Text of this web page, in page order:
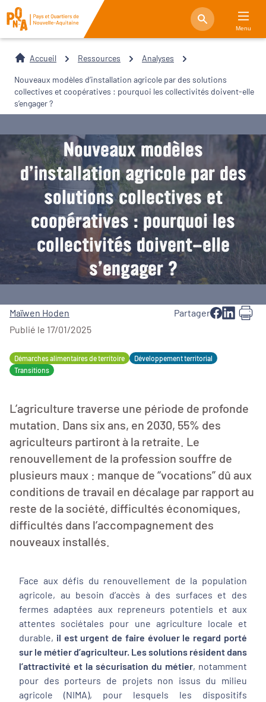
Menu
Accueil Ressources Analyses
Nouveaux modèles d’installation agricole par des solutions
collectives et coopératives : pourquoi les collectivités doivent-elle
s’engager ?
Nouveaux modèles
d’installation agricole par des
solutions collectives et
coopératives : pourquoi les
collectivités doivent-elle
s’engager ?
Maïwen Hoden
Publié le 17/01/2025
Partager
Démarches alimentaires de territoire
Développement territorial
Transitions
L’agriculture traverse une période de profonde
mutation. Dans six ans, en 2030, 55% des
agriculteurs partiront à la retraite. Le
renouvellement de la profession souffre de
plusieurs maux : manque de “vocations” dû aux
conditions de travail en décalage par rapport au
reste de la société, difficultés économiques,
difficultés dans l’accompagnement des
nouveaux installés.
Face aux défis du renouvellement de la population
agricole, au besoin d’accès à des surfaces et des
fermes adaptées aux repreneurs potentiels et aux
attentes sociétales pour une agriculture locale et
durable, il est urgent de faire évoluer le regard porté
sur le métier d’agriculteur. Les solutions résident dans
l’attractivité et la sécurisation du métier, notamment
pour des porteurs de projets non issus du milieu
agricole (NIMA), pour lesquels les dispositifs